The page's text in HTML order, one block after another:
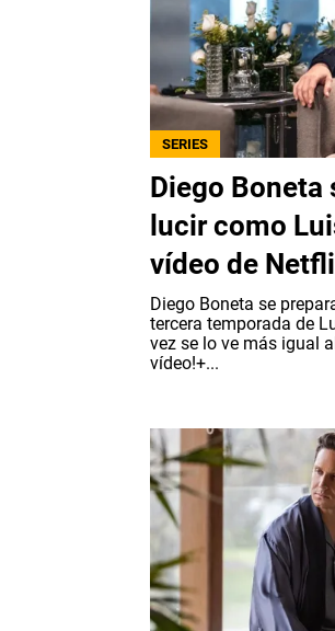
SERIES
Diego Boneta
lucir como
vídeo de
Diego Boneta se
tercera temporada de
vez se lo ve más igual
vídeo!+...